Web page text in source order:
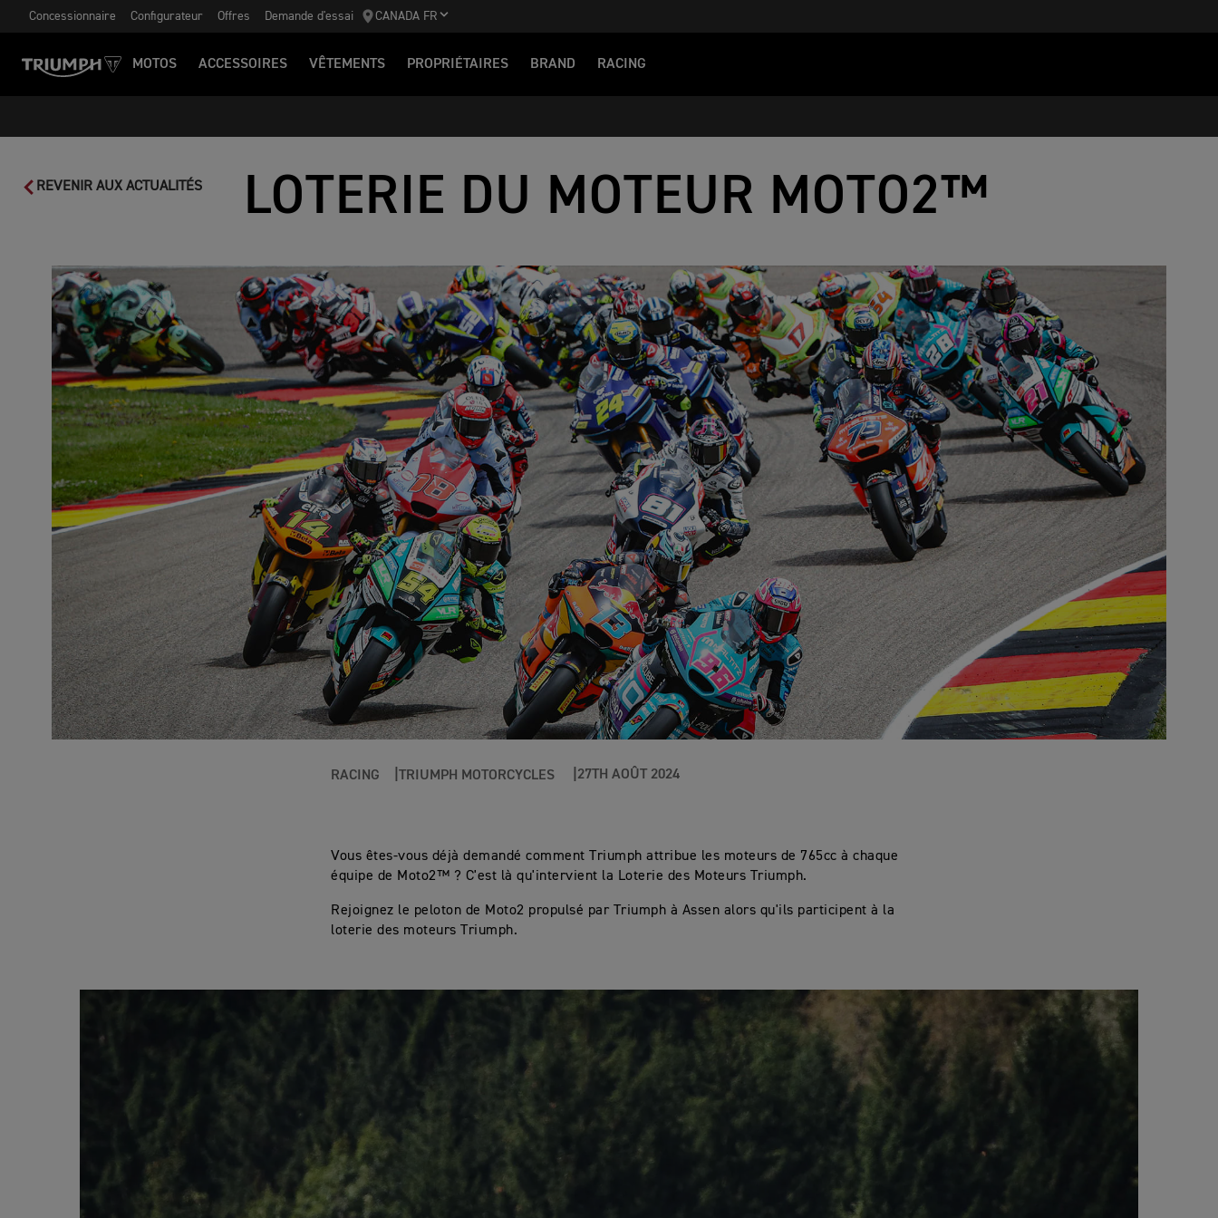
Concessionnaire Configurateur Offres Demande d'essai CANADA FR
MOTOS ACCESSOIRES VÊTEMENTS PROPRIÉTAIRES BRAND RACING
REVENIR AUX ACTUALITÉS LOTERIE DU MOTEUR MOTO2™
RACING TRIUMPH MOTORCYCLES 27TH AOÛT 2024
Vous êtes-vous déjà demandé comment Triumph attribue les moteurs de 765cc à chaque
équipe de Moto2™ ? C'est là qu'intervient la Loterie des Moteurs Triumph.
Rejoignez le peloton de Moto2 propulsé par Triumph à Assen alors qu'ils participent à la
loterie des moteurs Triumph.